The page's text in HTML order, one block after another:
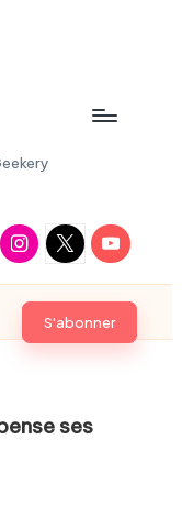
Instagram
X
|
Twitter
Youtube
S'abonner
ses